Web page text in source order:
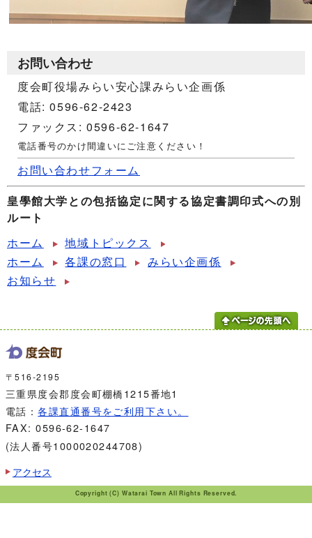
お問い合わせ
度会町役場みらい安心課みらい企画係
電話: 0596-62-2423
ファックス: 0596-62-1647
電話番号のかけ間違いにご注意ください！
お問い合わせフォーム
皇學館大学との包括協定に関する協定書調印式への別
ルート
ホーム
地域トピックス
ホーム
各課の窓口
みらい企画係
お知らせ
〒516-2195
三重県度会郡度会町棚橋1215番地1
電話：各課直通番号をご利用下さい。
FAX: 0596-62-1647
(法人番号1000020244708)
アクセス
Copyright (C) Watarai Town All Rights Reserved.